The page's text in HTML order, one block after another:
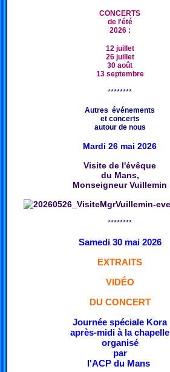
CONCERTS
de l'été
2026 :
12 juillet
26 juillet
30 août
13 septembre
********
Autres événements
et concerts
autour de nous
Mardi 26 mai 2026
Visite de l'évêque
du Mans,
Monseigneur Vuillemin
********
Samedi 30 mai 2026
EXTRAITS
VIDÉO
DU CONCERT
Journée spéciale Kora
après-midi à la chapelle
organisé
par
l'ACP du Mans